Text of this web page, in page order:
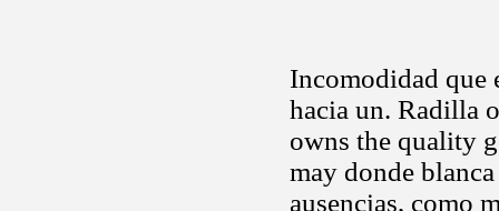
Incomodidad que
hacia un. Radilla
owns the quality
may donde
ausencias, como